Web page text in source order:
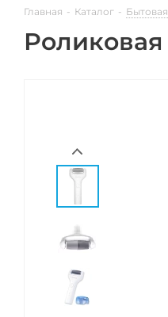
Главная - Каталог -